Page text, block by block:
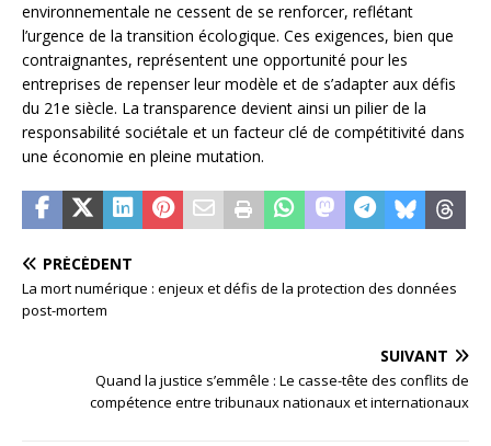
environnementale ne cessent de se renforcer, reflétant
l’urgence de la transition écologique. Ces exigences, bien que
contraignantes, représentent une opportunité pour les
entreprises de repenser leur modèle et de s’adapter aux défis
du 21e siècle. La transparence devient ainsi un pilier de la
responsabilité sociétale et un facteur clé de compétitivité dans
une économie en pleine mutation.
PRÉCÉDENT
La mort numérique : enjeux et défis de la protection des données
post-mortem
SUIVANT
Quand la justice s’emmêle : Le casse-tête des conflits de
compétence entre tribunaux nationaux et internationaux